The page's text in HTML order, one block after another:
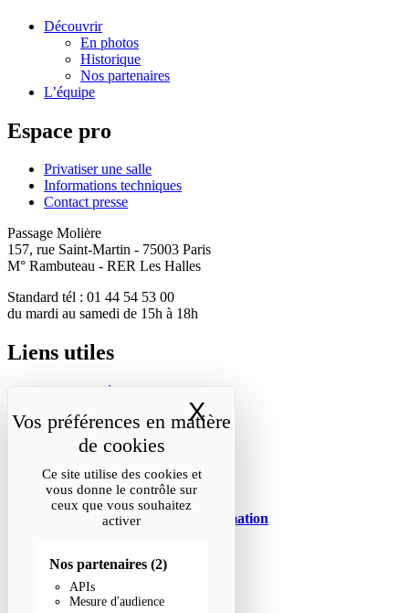
Ce site utilise des cookies et
vous donne le contrôle sur
ceux que vous souhaitez
activer
Nos partenaires (2)
APIs
Mesure d'audience
XMasquer le
Découvrir
En photos
Historique
Nos partenaires
L’équipe
Espace pro
Privatiser une salle
Informations techniques
Contact presse
Passage Moliėre
157, rue Saint-Martin - 75003 Paris
M° Rambuteau - RER Les Halles
Standard tél : 01 44 54 53 00
du mardi au samedi de 15h à 18h
Liens utiles
Mentions légales
Politique de confidentialité
Conditions générales de vente
Cookies
Restons en lien
Inscrivez-vous à notre lettre d’information
Facebook
Instagram